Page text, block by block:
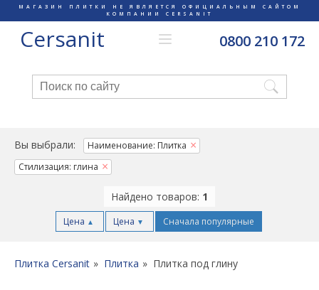
МАГАЗИН ПЛИТКИ НЕ ЯВЛЯЕТСЯ ОФИЦИАЛЬНЫМ САЙТОМ
КОМПАНИИ CERSANIT
Cersanit 0800 210 172
Вы выбрали:
Наименование: Плитка
Стилизация: глина
Найдено товаров: 1
Цена ▲ Цена ▼ Сначала популярные
Плитка Cersanit Плитка Плитка под глину